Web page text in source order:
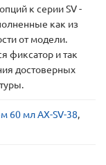
к серии SV -
как из
от модели.
фиксатор и так
достоверных
60 мл AX-SV-38,